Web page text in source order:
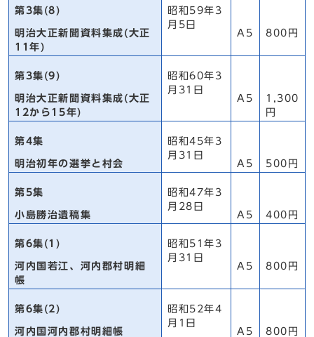
第3集(8)
明治大正新聞資料集成(大正
11年)
昭和59年3
月5日
A5
800円
第3集(9)
明治大正新聞資料集成(大正
12から15年)
昭和60年3
月31日
A5
1,300
円
第4集
明治初年の選挙と村会
昭和45年3
月31日
A5
500円
第5集
小島勝治遺稿集
昭和47年3
月28日
A5
400円
第6集(1)
河内国若江、河内郡村明細
帳
昭和51年3
月31日
A5
800円
第6集(2)
河内国河内郡村明細帳
昭和52年4
月1日
A5
800円